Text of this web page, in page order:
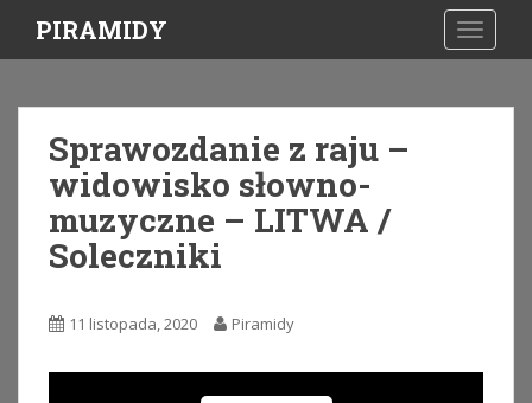
i
PIRAMIDY
Sprawozdanie z raju –
widowisko słowno-
muzyczne – LITWA /
Soleczniki
11 listopada, 2020 Piramidy